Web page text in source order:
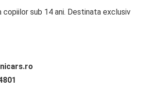
sub 14 ani. Destinata exclusiv